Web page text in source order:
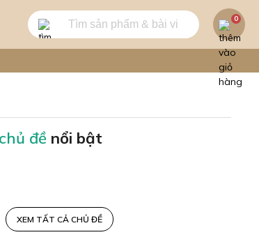
0
chủ đề nổi bật
XEM TẤT CẢ CHỦ ĐỀ